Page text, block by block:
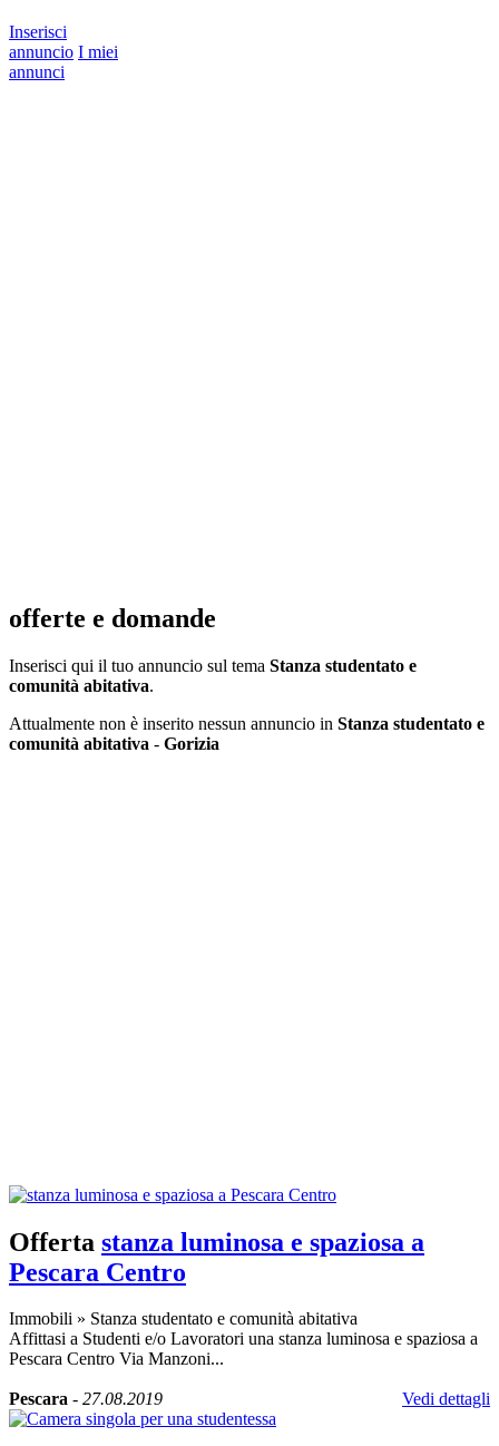
Inserisci
annuncio I miei
annunci
offerte e domande
Inserisci qui il tuo annuncio sul tema Stanza studentato e
comunità abitativa.
Attualmente non è inserito nessun annuncio in Stanza studentato e
comunità abitativa - Gorizia
Offerta stanza luminosa e spaziosa a
Pescara Centro
Immobili » Stanza studentato e comunità abitativa
Affittasi a Studenti e/o Lavoratori una stanza luminosa e spaziosa a
Pescara Centro Via Manzoni...
Pescara - 27.08.2019 Vedi dettagli